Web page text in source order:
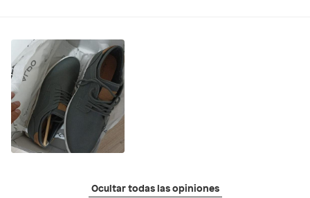
Ocultar todas las opiniones